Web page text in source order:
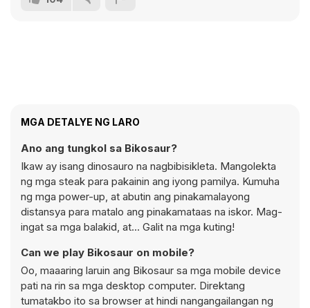
MGA DETALYE NG LARO
Ano ang tungkol sa Bikosaur?
Ikaw ay isang dinosauro na nagbibisikleta. Mangolekta
ng mga steak para pakainin ang iyong pamilya. Kumuha
ng mga power-up, at abutin ang pinakamalayong
distansya para matalo ang pinakamataas na iskor. Mag-
ingat sa mga balakid, at... Galit na mga kuting!
Can we play Bikosaur on mobile?
Oo, maaaring laruin ang Bikosaur sa mga mobile device
pati na rin sa mga desktop computer. Direktang
tumatakbo ito sa browser at hindi nangangailangan ng